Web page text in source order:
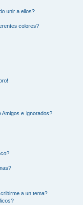
unir a ellos?
colores?
Amigos e Ignorados?
a un tema?